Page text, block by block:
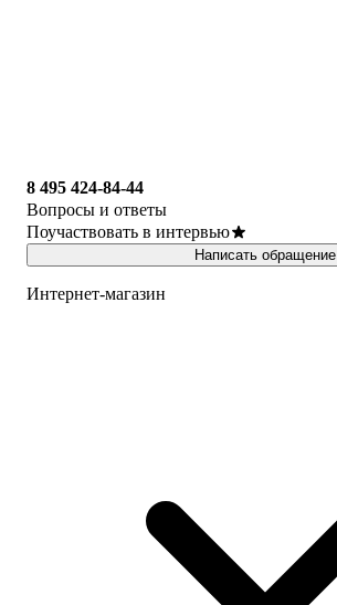
8 495 424-84-44
Вопросы и ответы
Поучаствовать в интервью
Написать обращение
Интернет-магазин